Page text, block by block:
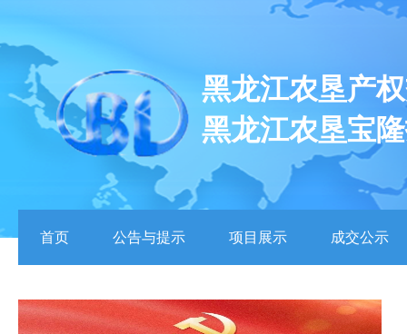
黑龙江农垦产
黑龙江农垦宝
首页 公告与提示 项目展示 成交公示